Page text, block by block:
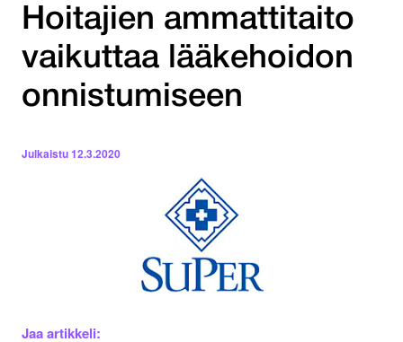
Hoitajien ammattitaito
vaikuttaa lääkehoidon
onnistumiseen
Julkaistu12.3.2020
Jaa artikkeli: